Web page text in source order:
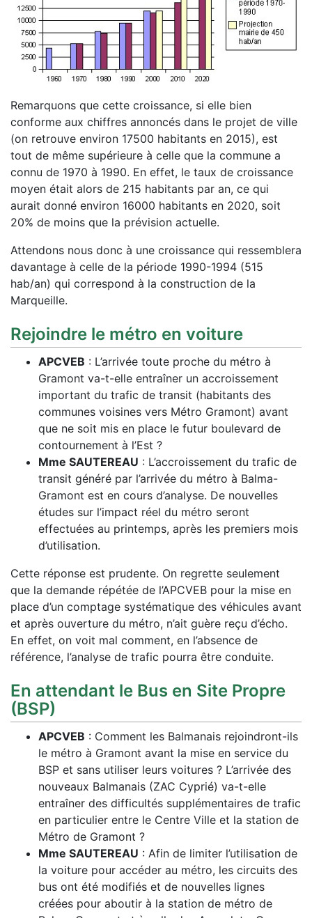
Remarquons que cette croissance, si elle bien
conforme aux chiffres annoncés dans le projet de ville
(on retrouve environ 17500 habitants en 2015), est
tout de même supérieure à celle que la commune a
connu de 1970 à 1990. En effet, le taux de croissance
moyen était alors de 215 habitants par an, ce qui
aurait donné environ 16000 habitants en 2020, soit
20% de moins que la prévision actuelle.
Attendons nous donc à une croissance qui ressemblera
davantage à celle de la période 1990-1994 (515
hab/an) qui correspond à la construction de la
Marqueille.
Rejoindre le métro en voiture
APCVEB : L’arrivée toute proche du métro à
Gramont va-t-elle entraîner un accroissement
important du trafic de transit (habitants des
communes voisines vers Métro Gramont) avant
que ne soit mis en place le futur boulevard de
contournement à l’Est ?
Mme SAUTEREAU : L’accroissement du trafic de
transit généré par l’arrivée du métro à Balma-
Gramont est en cours d’analyse. De nouvelles
études sur l’impact réel du métro seront
effectuées au printemps, après les premiers mois
d’utilisation.
Cette réponse est prudente. On regrette seulement
que la demande répétée de l’APCVEB pour la mise en
place d’un comptage systématique des véhicules avant
et après ouverture du métro, n’ait guère reçu d’écho.
En effet, on voit mal comment, en l’absence de
référence, l’analyse de trafic pourra être conduite.
En attendant le Bus en Site Propre
(BSP)
APCVEB : Comment les Balmanais rejoindront-ils
le métro à Gramont avant la mise en service du
BSP et sans utiliser leurs voitures ? L’arrivée des
nouveaux Balmanais (ZAC Cyprié) va-t-elle
entraîner des difficultés supplémentaires de trafic
en particulier entre le Centre Ville et la station de
Métro de Gramont ?
Mme SAUTEREAU : Afin de limiter l’utilisation de
la voiture pour accéder au métro, les circuits des
bus ont été modifiés et de nouvelles lignes
créées pour aboutir à la station de métro de